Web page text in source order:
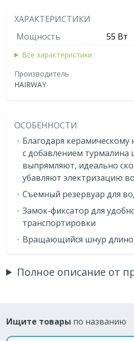
ХАРАКТЕРИСТИКИ
Мощность
55 Bт
Все характеристики
Производитель
HAIRWAY
ОСОБЕННОСТИ
Благодаря
с добавлением турмалина
выпрямляют, идеально
убавляют электризацию
Съемный резервуар для
Замок-фиксатор для
транспортировки
Вращающийся шнур
Полное описание от
Ищите товары по названию